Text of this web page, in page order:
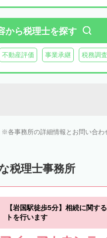
から税理士を探す
不動産評価 事業承継 税務調査
各事務所の詳細情報とお問い合
税理士事務所
【岩国駅徒歩5分】相続に関す
トを行います